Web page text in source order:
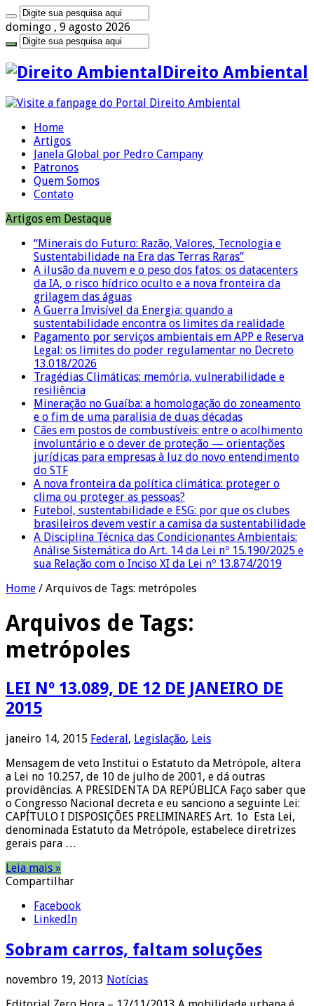
domingo , 9 agosto 2026
Direito Ambiental
Home
Artigos
Janela Global por Pedro Campany
Patronos
Quem Somos
Contato
Artigos em Destaque
“Minerais do Futuro: Razão, Valores, Tecnologia e
Sustentabilidade na Era das Terras Raras”
A ilusão da nuvem e o peso dos fatos: os datacenters
da IA, o risco hídrico oculto e a nova fronteira da
grilagem das águas
A Guerra Invisível da Energia: quando a
sustentabilidade encontra os limites da realidade
Pagamento por serviços ambientais em APP e Reserva
Legal: os limites do poder regulamentar no Decreto
13.018/2026
Tragédias Climáticas: memória, vulnerabilidade e
resiliência
Mineração no Guaíba: a homologação do zoneamento
e o fim de uma paralisia de duas décadas
Cães em postos de combustíveis: entre o acolhimento
involuntário e o dever de proteção — orientações
jurídicas para empresas à luz do novo entendimento
do STF
A nova fronteira da política climática: proteger o
clima ou proteger as pessoas?
Futebol, sustentabilidade e ESG: por que os clubes
brasileiros devem vestir a camisa da sustentabilidade
A Disciplina Técnica das Condicionantes Ambientais:
Análise Sistemática do Art. 14 da Lei nº 15.190/2025 e
sua Relação com o Inciso XI da Lei nº 13.874/2019
Home / Arquivos de Tags: metrópoles
Arquivos de Tags:
metrópoles
LEI Nº 13.089, DE 12 DE JANEIRO DE
2015
janeiro 14, 2015 Federal, Legislação, Leis
Mensagem de veto Institui o Estatuto da Metrópole, altera
a Lei no 10.257, de 10 de julho de 2001, e dá outras
providências. A PRESIDENTA DA REPÚBLICA Faço saber que
o Congresso Nacional decreta e eu sanciono a seguinte Lei:
CAPÍTULO I DISPOSIÇÕES PRELIMINARES Art. 1o Esta Lei,
denominada Estatuto da Metrópole, estabelece diretrizes
gerais para …
Leia mais »
Compartilhar
Facebook
LinkedIn
Sobram carros, faltam soluções
novembro 19, 2013 Notícias